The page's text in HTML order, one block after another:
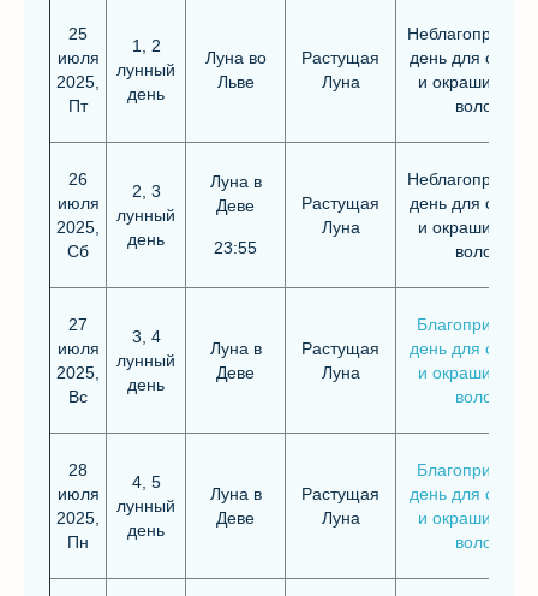
25
июля
2025,
Пт
1, 2
лунный
день
Луна во
Льве
Растущая
Луна
день для
и окрашивания
волос
26
июля
2025,
Сб
2, 3
лунный
день
Луна в
Деве
23:55
Растущая
Луна
день для
и окрашивания
волос
27
июля
2025,
Вс
3, 4
лунный
день
Луна в
Деве
Растущая
Луна
Благоприятный
день для
и окрашивания
волос
28
июля
2025,
Пн
4, 5
лунный
день
Луна в
Деве
Растущая
Луна
Благоприятный
день для
и окрашивания
волос